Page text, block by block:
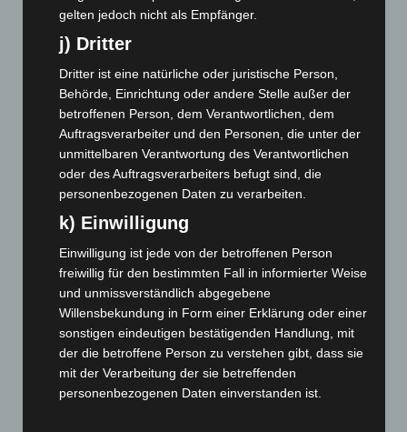
Mai 2024(149)
April 2024(102)
März 2024
(103)
Februar 2024(103)
Januar 2024(111)
Dezember 2023(130)
November 2023(130)
Oktober 2023(114)
September 2023(133)
August 2023(134)
Juli 2023 (118)
Juni 2023(142)
Mai 2023(139)
April 2023
(155)
März 2023(174)
gelten jedoch nicht als Empfänger.
j) Dritter
Dritter ist eine natürliche oder juristische Person,
Behörde, Einrichtung oder andere Stelle außer der
betroffenen Person, dem Verantwortlichen, dem
Auftragsverarbeiter und den Personen, die unter der
unmittelbaren Verantwortung des Verantwortlichen
oder des Auftragsverarbeiters befugt sind, die
personenbezogenen Daten zu verarbeiten.
k) Einwilligung
Einwilligung ist jede von der betroffenen Person
freiwillig für den bestimmten Fall in informierter Weise
und unmissverständlich abgegebene
Willensbekundung in Form einer Erklärung oder einer
sonstigen eindeutigen bestätigenden Handlung, mit
der die betroffene Person zu verstehen gibt, dass sie
mit der Verarbeitung der sie betreffenden
personenbezogenen Daten einverstanden ist.